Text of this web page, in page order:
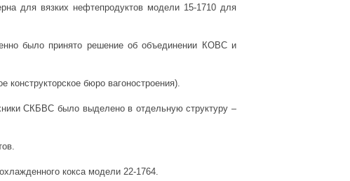
для вязких нефтепродуктов модели 15-1710 для
было принято решение об объединении КОВС и
бюро вагоностроения).
СКБВС было выделено в отдельную структуру –
кокса модели 22-1764.